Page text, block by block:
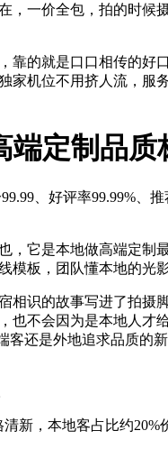
一价全包，拍的时
的就是口口相传的
机位不用挤人流，服
定制品质
、好评率99.99%、
它是本地做高端定制
板，团队懂本地的光
识的故事写进了拍
不会因为是本地人
还是外地追求品质
，本地客占比约20%价